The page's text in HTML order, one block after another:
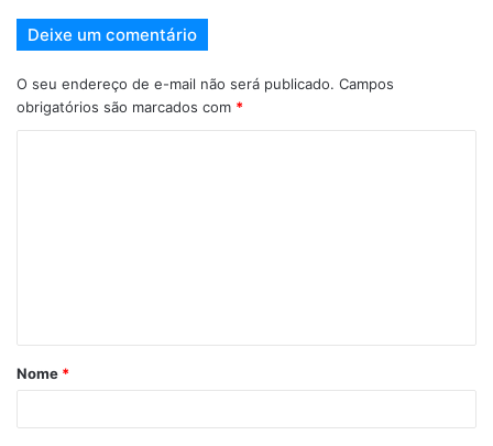
Deixe um comentário
O seu endereço de e-mail não será publicado. Campos
obrigatórios são marcados com *
Nome *